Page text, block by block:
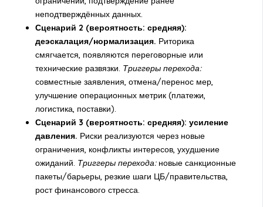
неподтверждённых данных.
Сценарий 2 (вероятность: средняя):
деэскалация/нормализация. Риторика
смягчается, появляются переговорные или
технические развязки. Триггеры перехода:
совместные заявления, отмена/перенос мер,
улучшение операционных метрик (платежи,
логистика, поставки).
Сценарий 3 (вероятность: средняя): усиление
давления. Риски реализуются через новые
ограничения, конфликты интересов, ухудшение
ожиданий. Триггеры перехода:новые санкционные
пакеты/барьеры, резкие шаги ЦБ/правительства,
рост финансового стресса.